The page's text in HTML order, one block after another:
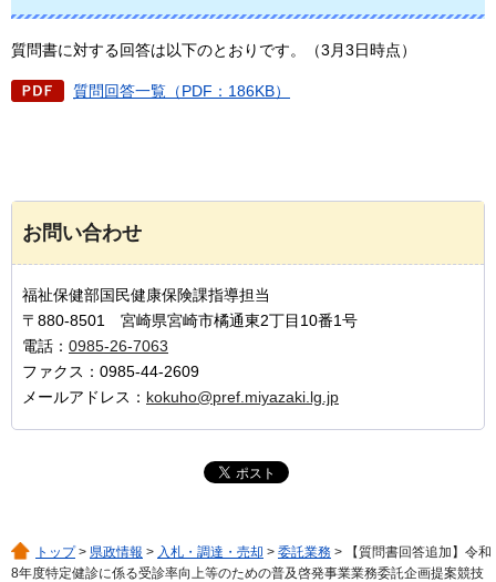
質問書に対する回答は以下のとおりです。（3月3日時点）
質問回答一覧（PDF：186KB）
お問い合わせ
福祉保健部国民健康保険課指導担当
〒880-8501 宮崎県宮崎市橘通東2丁目10番1号
電話： 0985-26-7063
ファクス：0985-44-2609
メールアドレス： kokuho@pref.miyazaki.lg.jp
トップ> 県政情報 > 入札・調達・売却 > 委託業務 > 【質問書回答追加】令和
8年度特定健診に係る受診率向上等のための普及啓発事業業務委託企画提案競技